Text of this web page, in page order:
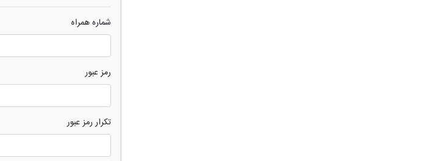
شماره همراه
رمز عبور
تکرار رمز عبور